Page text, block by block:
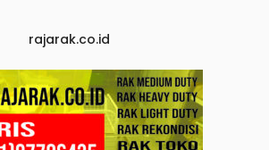
rajarak.co.id